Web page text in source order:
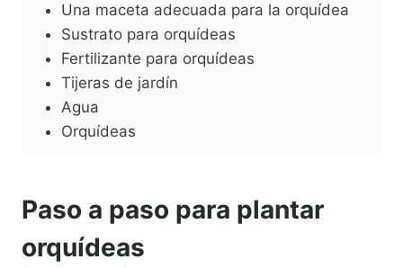
Una maceta adecuada para la orquídea
Sustrato para orquídeas
Fertilizante para orquídeas
Tijeras de jardín
Agua
Orquídeas
Paso a paso para plantar
orquídeas